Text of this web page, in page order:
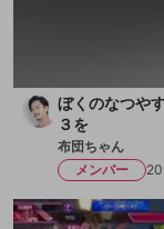
ぼくのなつや
３を
布団ちゃん
メンバー